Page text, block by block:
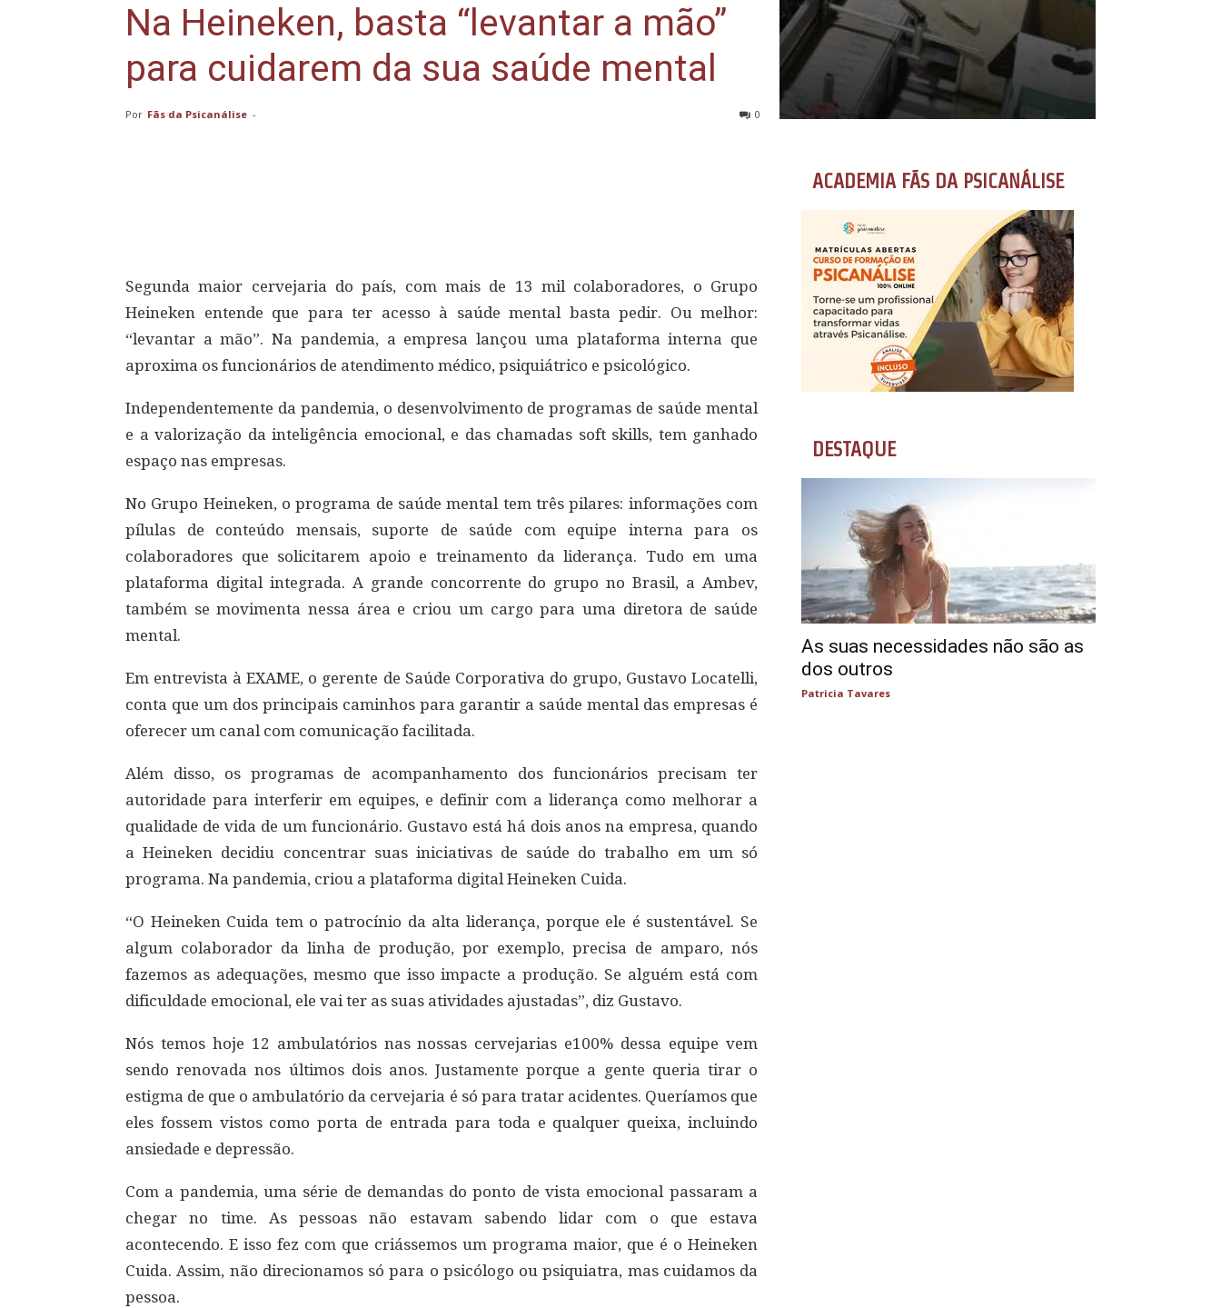
Na Heineken, basta “levantar a mão”
para cuidarem da sua saúde mental
Por Fãs da Psicanálise - 0
Segunda maior cervejaria do país, com mais de 13 mil colaboradores, o Grupo
Heineken entende que para ter acesso à saúde mental basta pedir. Ou melhor:
“levantar a mão”. Na pandemia, a empresa lançou uma plataforma interna que
aproxima os funcionários de atendimento médico, psiquiátrico e psicológico.
Independentemente da pandemia, o desenvolvimento de programas de saúde mental
e a valorização da inteligência emocional, e das chamadas soft skills, tem ganhado
espaço nas empresas.
No Grupo Heineken, o programa de saúde mental tem três pilares: informações com
pílulas de conteúdo mensais, suporte de saúde com equipe interna para os
colaboradores que solicitarem apoio e treinamento da liderança. Tudo em uma
plataforma digital integrada. A grande concorrente do grupo no Brasil, a Ambev,
também se movimenta nessa área e criou um cargo para uma diretora de saúde
mental.
Em entrevista à EXAME, o gerente de Saúde Corporativa do grupo, Gustavo Locatelli,
conta que um dos principais caminhos para garantir a saúde mental das empresas é
oferecer um canal com comunicação facilitada.
Além disso, os programas de acompanhamento dos funcionários precisam ter
autoridade para interferir em equipes, e definir com a liderança como melhorar a
qualidade de vida de um funcionário. Gustavo está há dois anos na empresa, quando
a Heineken decidiu concentrar suas iniciativas de saúde do trabalho em um só
programa. Na pandemia, criou a plataforma digital Heineken Cuida.
“O Heineken Cuida tem o patrocínio da alta liderança, porque ele é sustentável. Se
algum colaborador da linha de produção, por exemplo, precisa de amparo, nós
fazemos as adequações, mesmo que isso impacte a produção. Se alguém está com
dificuldade emocional, ele vai ter as suas atividades ajustadas”, diz Gustavo.
Nós temos hoje 12 ambulatórios nas nossas cervejarias e100% dessa equipe vem
sendo renovada nos últimos dois anos. Justamente porque a gente queria tirar o
estigma de que o ambulatório da cervejaria é só para tratar acidentes. Queríamos que
eles fossem vistos como porta de entrada para toda e qualquer queixa, incluindo
ansiedade e depressão.
Com a pandemia, uma série de demandas do ponto de vista emocional passaram a
chegar no time. As pessoas não estavam sabendo lidar com o que estava
acontecendo. E isso fez com que criássemos um programa maior, que é o Heineken
Cuida. Assim, não direcionamos só para o psicólogo ou psiquiatra, mas cuidamos da
pessoa.
ACADEMIA FÃS DA PSICANÁLISE
DESTAQUE
As suas necessidades não são as
dos outros
Patricia Tavares